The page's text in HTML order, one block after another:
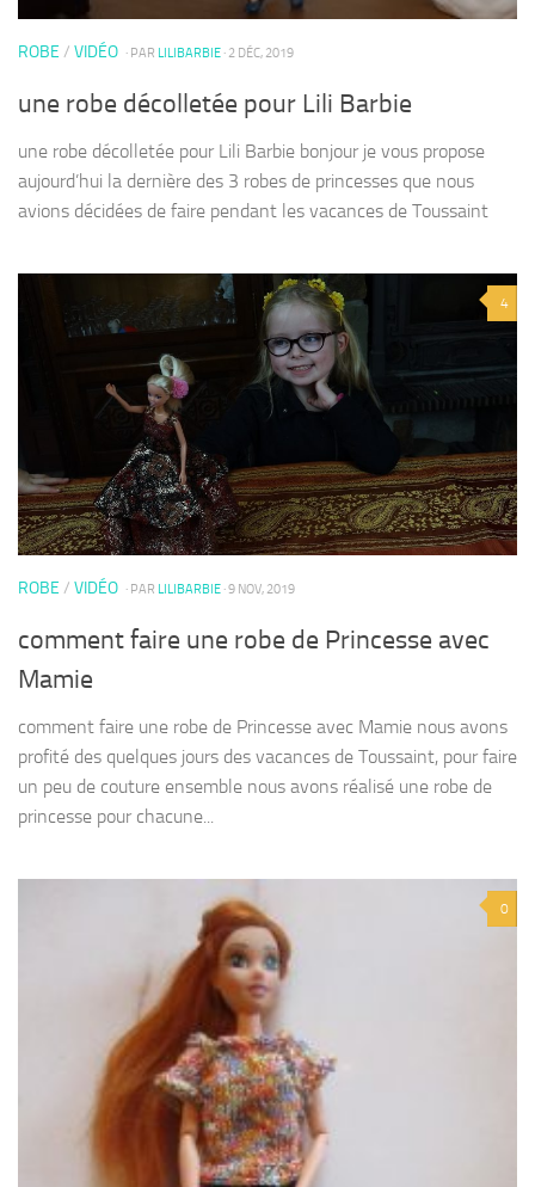
ROBE / VIDÉO · PAR LILIBARBIE · 2 DÉC, 2019
une robe décolletée pour Lili Barbie
une robe décolletée pour Lili Barbie bonjour je vous propose
aujourd’hui la dernière des 3 robes de princesses que nous
avions décidées de faire pendant les vacances de Toussaint
4
ROBE / VIDÉO · PAR LILIBARBIE · 9 NOV, 2019
comment faire une robe de Princesse avec
Mamie
comment faire une robe de Princesse avec Mamie nous avons
profité des quelques jours des vacances de Toussaint, pour faire
un peu de couture ensemble nous avons réalisé une robe de
princesse pour chacune...
0